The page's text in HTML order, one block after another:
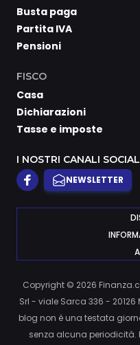
Busta paga
Partita IVA
Pensioni
FISCO
Casa
Dichiarazioni
Tasse e imposte
I NOSTRI CANALI SOCIAL
NEWSLETTER
Copyright © 2026
Srl - viale Sarca 336 - 20126
blog non è una testata
senza alcuna periodicità.